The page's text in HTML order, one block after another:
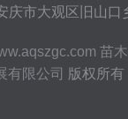
庆市大观区旧山口
苗木
有限公司 版权所有